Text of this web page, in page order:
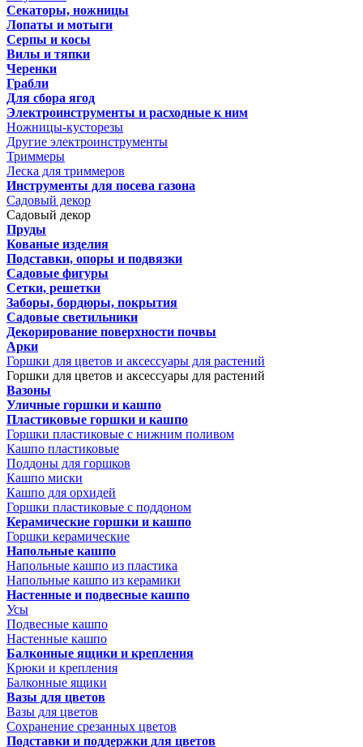
Секаторы, ножницы
Лопаты и мотыги
Серпы и косы
Вилы и тяпки
Черенки
Грабли
Для сбора ягод
Электроинструменты и расходные к ним
Ножницы-кусторезы
Другие электроинструменты
Триммеры
Леска для триммеров
Инструменты для посева газона
Садовый декор
Садовый декор
Пруды
Кованые изделия
Подставки, опоры и подвязки
Садовые фигуры
Сетки, решетки
Заборы, бордюры, покрытия
Садовые светильники
Декорирование поверхности почвы
Арки
Горшки для цветов и аксессуары для растений
Горшки для цветов и аксессуары для растений
Вазоны
Уличные горшки и кашпо
Пластиковые горшки и кашпо
Горшки пластиковые с нижним поливом
Кашпо пластиковые
Поддоны для горшков
Кашпо миски
Кашпо для орхидей
Горшки пластиковые с поддоном
Керамические горшки и кашпо
Горшки керамические
Напольные кашпо
Напольные кашпо из пластика
Напольные кашпо из керамики
Настенные и подвесные кашпо
Усы
Подвесные кашпо
Настенные кашпо
Балконные ящики и крепления
Крюки и крепления
Балконные ящики
Вазы для цветов
Вазы для цветов
Сохранение срезанных цветов
Подставки и поддержки для цветов